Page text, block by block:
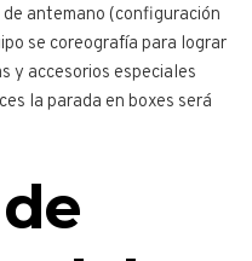
antemano (configuración
se coreografía para lograr
y accesorios especiales
la parada en boxes será